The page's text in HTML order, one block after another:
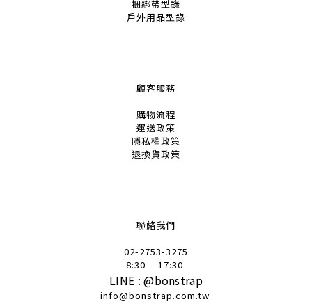
捆綁帶型錄
戶外用品型錄
顧客服務
購物流程
運送政策
隱私權政策
退換貨政策
聯絡我們
02-2753-3275
8:30 - 17:30
LINE :@bonstrap
info@bonstrap.com.tw